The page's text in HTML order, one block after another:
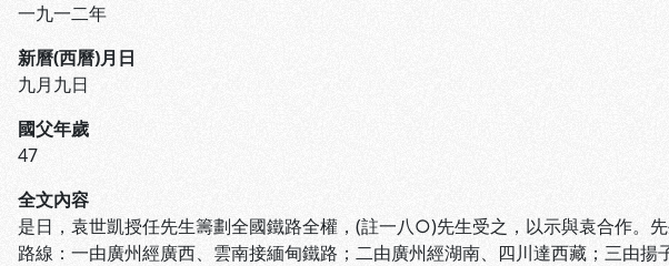
一九一二年
新曆(西曆)月日
九月九日
國父年歲
47
全文內容
是日，袁世凱授任先生籌劃全國鐵路全權，(註一八○)先生受之，以示與袁合作。
路線：一由廣州經廣西、雲南接緬甸鐵路；二由廣州經湖南、四川達西藏；三由揚